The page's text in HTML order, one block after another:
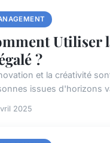
Utiliser
?
et la créativité
issues d'horizons
2025